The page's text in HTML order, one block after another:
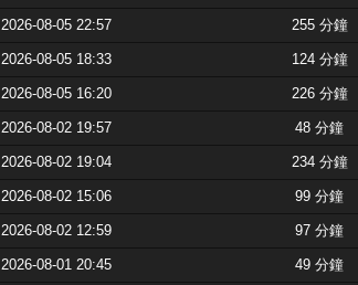
2026-08-05 22:57 255 分鐘
2026-08-05 18:33 124 分鐘
2026-08-05 16:20 226 分鐘
2026-08-02 19:57 48 分鐘
2026-08-02 19:04 234 分鐘
2026-08-02 15:06 99 分鐘
2026-08-02 12:59 97 分鐘
2026-08-01 20:45 49 分鐘